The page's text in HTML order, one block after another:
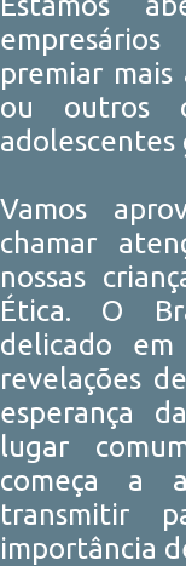
premiar mais
ou outros
adolescentes
Vamos
chamar
nossas
Ética. O
delicado
revelações
esperança
lugar
começa a
transmitir
importância